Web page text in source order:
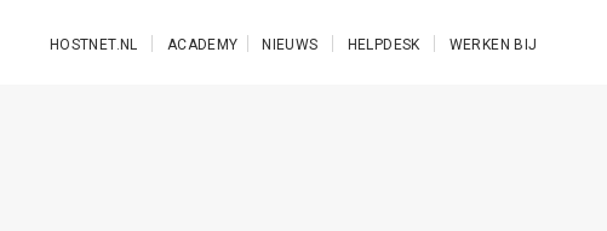
HOSTNET.NL ACADEMY NIEUWS HELPDESK WERKEN BIJ